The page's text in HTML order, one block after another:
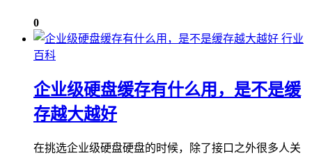
0
行业
百科
企业级硬盘缓存有什么用，是不是缓
存越大越好
在挑选企业级硬盘硬盘的时候，除了接口之外很多人关